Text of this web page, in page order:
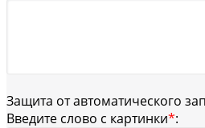
Защита от автоматического
Введите слово с картинки*: